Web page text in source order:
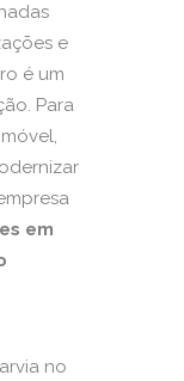
e
é um
Para
em
no